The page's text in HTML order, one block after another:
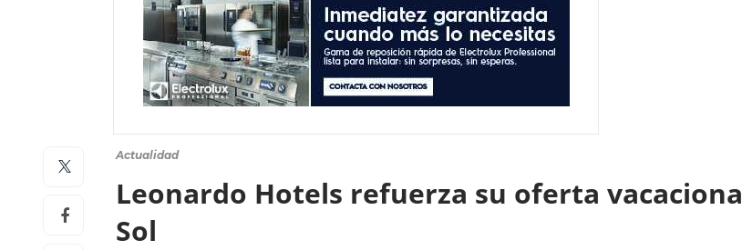
Actualidad
Leonardo Hotels refuerza su oferta
Sol